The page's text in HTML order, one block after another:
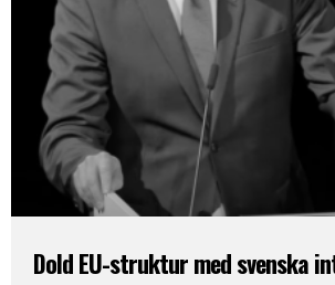
Dold EU-struktur med svenska